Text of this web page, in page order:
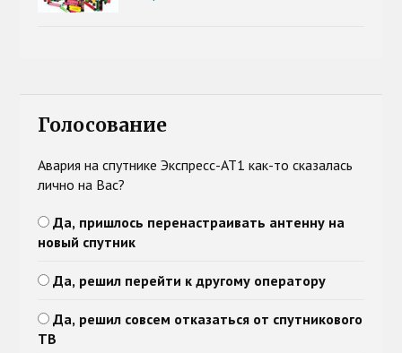
Голосование
Авария на спутнике Экспресс-АТ1 как-то сказалась
лично на Вас?
Да, пришлось перенастраивать антенну на
новый спутник
Да, решил перейти к другому оператору
Да, решил совсем отказаться от спутникового
ТВ